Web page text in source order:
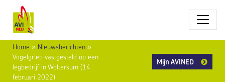
Home » Nieuwsberichten »
Vogelgriep vastgesteld op een
legbedrijf in Woltersum (14
februari 2022)
Mijn AVINED